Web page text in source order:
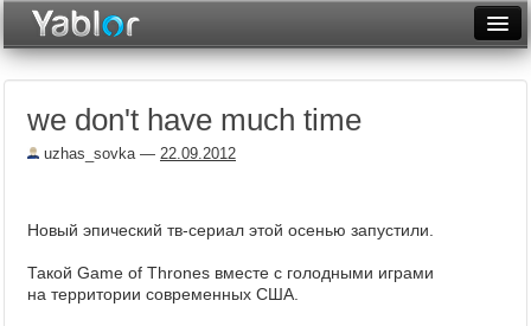
Неделя
we don't have much time
uzhas_sovka— 22.09.2012
Новый эпический тв-сериал этой осенью запустили.
Такой Game of Thrones вместе с голодными играми
на территории современных США.